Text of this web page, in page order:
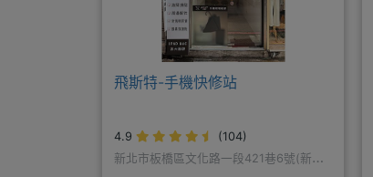
飛斯特-手機快修站
4.9
(104)
新北市板橋區文化路一段421巷6號(新埔